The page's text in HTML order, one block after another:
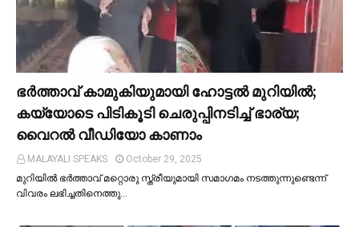
ഭര്‍ത്താവ് കാമുകിയുമായി ഹോട്ടല്‍ മുറിയില്‍;
കയ്യോടെ പിടികൂടി ചെരുപ്പിനടിച്ച്‌ ഭാര്യ;
വൈറൽ വീഡിയോ കാണാം
MALAYALI SPEAKS
October 29, 2025
മുറിയില്‍ ഭർത്താവ് മറ്റൊരു സ്ത്രീയുമായി സമാഗമം നടത്തുന്നുണ്ടെന്ന്
വിവരം ലഭിച്ചതിനെത്തു…